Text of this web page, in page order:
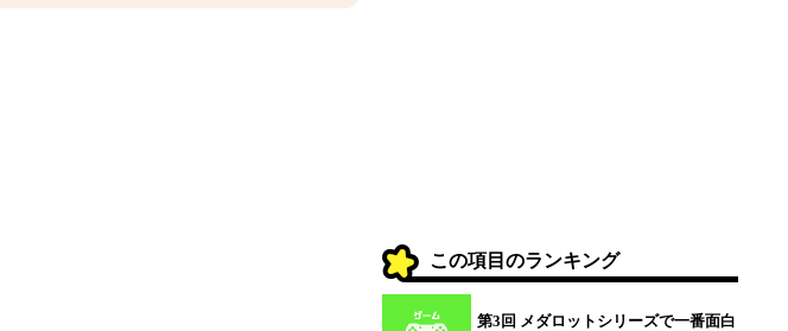
この項目のランキング
第3回 メダロットシリーズで一番面白